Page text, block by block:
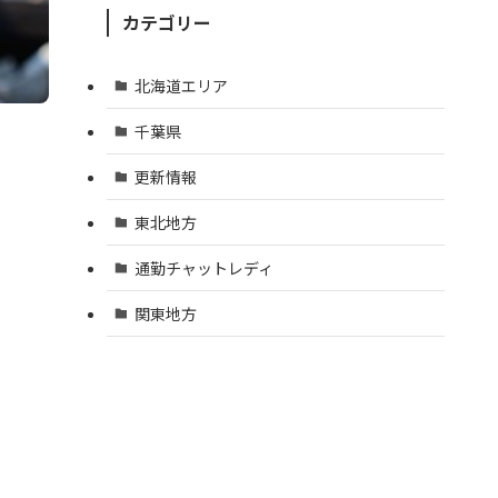
カテゴリー
北海道エリア
千葉県
更新情報
東北地方
通勤チャットレディ
関東地方